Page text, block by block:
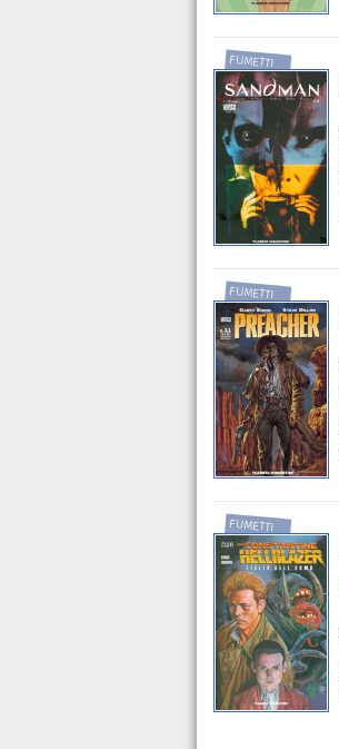
FUMETTI
FUMETTI
FUMETTI